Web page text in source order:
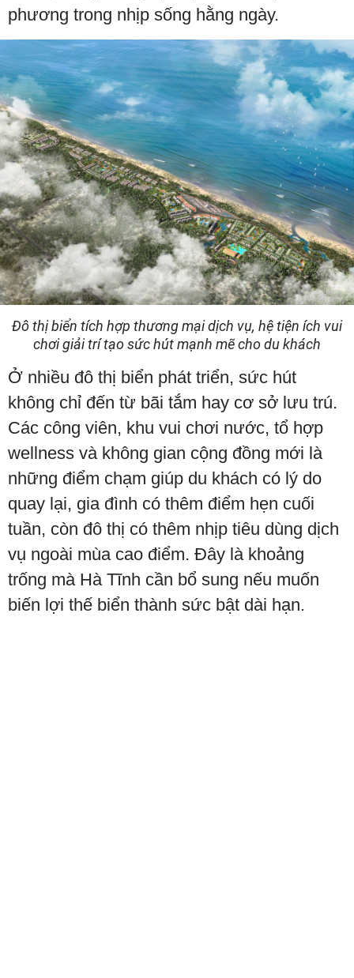
phương trong nhịp sống hằng ngày.
Đô thị biển tích hợp thương mại dịch vụ, hệ tiện ích vui
chơi giải trí tạo sức hút mạnh mẽ cho du khách
Ở nhiều đô thị biển phát triển, sức hút
không chỉ đến từ bãi tắm hay cơ sở lưu trú.
Các công viên, khu vui chơi nước, tổ hợp
wellness và không gian cộng đồng mới là
những điểm chạm giúp du khách có lý do
quay lại, gia đình có thêm điểm hẹn cuối
tuần, còn đô thị có thêm nhịp tiêu dùng dịch
vụ ngoài mùa cao điểm. Đây là khoảng
trống mà Hà Tĩnh cần bổ sung nếu muốn
biến lợi thế biển thành sức bật dài hạn.